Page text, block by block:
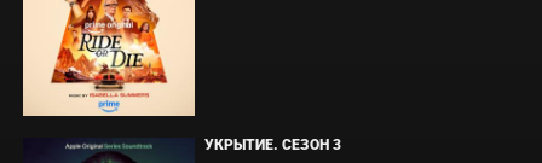
УКРЫТИЕ. СЕЗОН 3